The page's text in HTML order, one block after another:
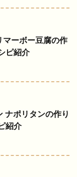
マーボー豆腐の作
ピ紹介
ナポリタンの作り
紹介